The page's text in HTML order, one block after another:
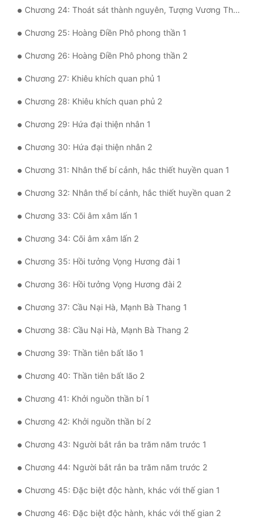
Tính Cách Nhân Vật :
Cơ Trí
Sát Phạt Quyết Đoán
Vô Sỉ
Điềm Đạm
Chương 24: Thoát sát thành nguyên, Tượng Vương Thần Thể. 2
Chương 25: Hoàng Điền Phô phong thần 1
Chương 26: Hoàng Điền Phô phong thần 2
Chương 27: Khiêu khích quan phủ 1
Chương 28: Khiêu khích quan phủ 2
Chương 29: Hứa đại thiện nhân 1
Chương 30: Hứa đại thiện nhân 2
Chương 31: Nhân thể bí cảnh, hắc thiết huyền quan 1
Chương 32: Nhân thể bí cảnh, hắc thiết huyền quan 2
Chương 33: Cõi âm xâm lấn 1
Chương 34: Cõi âm xâm lấn 2
Chương 35: Hồi tưởng Vọng Hương đài 1
Chương 36: Hồi tưởng Vọng Hương đài 2
Chương 37: Cầu Nại Hà, Mạnh Bà Thang 1
Chương 38: Cầu Nại Hà, Mạnh Bà Thang 2
Chương 39: Thần tiên bất lão 1
Chương 40: Thần tiên bất lão 2
Chương 41: Khởi nguồn thần bí 1
Chương 42: Khởi nguồn thần bí 2
Chương 43: Người bắt rắn ba trăm năm trước 1
Chương 44: Người bắt rắn ba trăm năm trước 2
Chương 45: Đặc biệt độc hành, khác với thế gian 1
Chương 46: Đặc biệt độc hành, khác với thế gian 2